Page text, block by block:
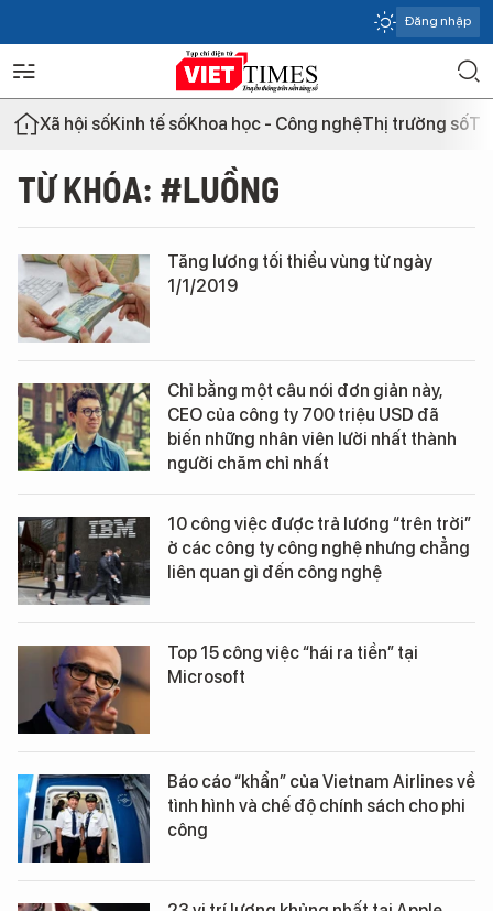
Đăng nhập
Xã hội sốKinh tế sốKhoa học - Công nghệThị trường số
TỪ KHÓA: #LUỒNG
Tăng lương tối thiểu vùng từ ngày
1/1/2019
Chỉ bằng một câu nói đơn giản này,
CEO của công ty 700 triệu USD đã
biến những nhân viên lười nhất thành
người chăm chỉ nhất
10 công việc được trả lương “trên trời”
ở các công ty công nghệ nhưng chẳng
liên quan gì đến công nghệ
Top 15 công việc “hái ra tiền” tại
Microsoft
Báo cáo “khẩn” của Vietnam Airlines về
tình hình và chế độ chính sách cho phi
công